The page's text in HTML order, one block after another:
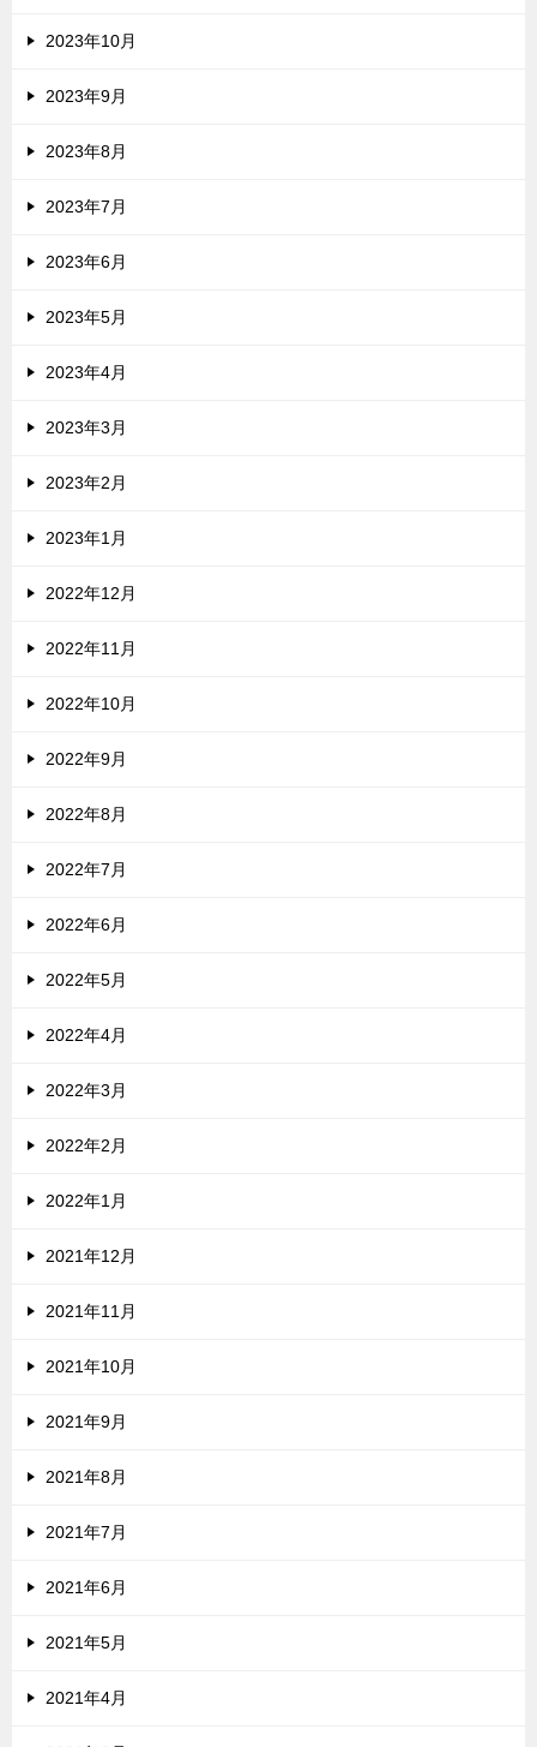
2023年10月
2023年9月
2023年8月
2023年7月
2023年6月
2023年5月
2023年4月
2023年3月
2023年2月
2023年1月
2022年12月
2022年11月
2022年10月
2022年9月
2022年8月
2022年7月
2022年6月
2022年5月
2022年4月
2022年3月
2022年2月
2022年1月
2021年12月
2021年11月
2021年10月
2021年9月
2021年8月
2021年7月
2021年6月
2021年5月
2021年4月